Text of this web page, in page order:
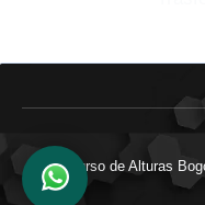
© Curso de Alturas